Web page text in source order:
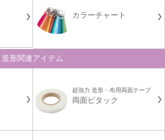
カラーチャート
造形関連アイテム
超強力 造形・布用両面テープ
両面ピタック